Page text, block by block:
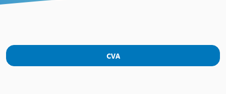
Left-side navigation CVA